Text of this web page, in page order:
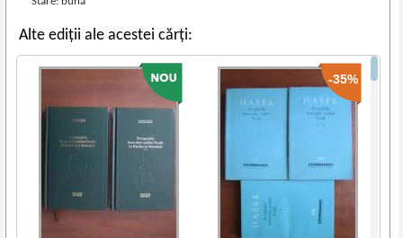
Alte ediții ale acestei cărți:
-35%